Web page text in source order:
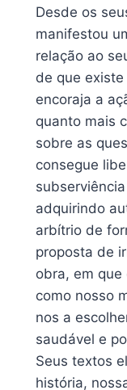
Desde os
manifestou
relação ao
de que
encoraja a
quanto mais
sobre as
consegue
adquirindo
arbítrio de
proposta de
obra, em que
como nosso
nos a
saudável e
Seus textos
história,